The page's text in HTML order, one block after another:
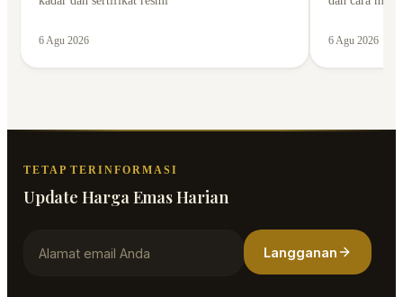
6 Agu 2026 6 Agu 2026
TETAP TERINFORMASI
Update Harga Emas Harian
Langganan